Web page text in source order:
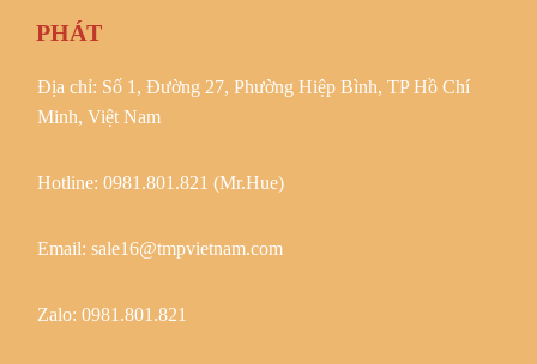
PHÁT
Địa chỉ: Số 1, Đường 27, Phường Hiệp Bình, TP Hồ Chí
Minh, Việt Nam
Hotline: 0981.801.821 (Mr.Hue)
Email: sale16@tmpvietnam.com
Zalo: 0981.801.821